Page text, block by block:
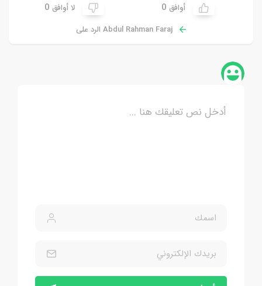
أوافق 0 لا أوافق 0
Abdul Rahman Faraj الرد على